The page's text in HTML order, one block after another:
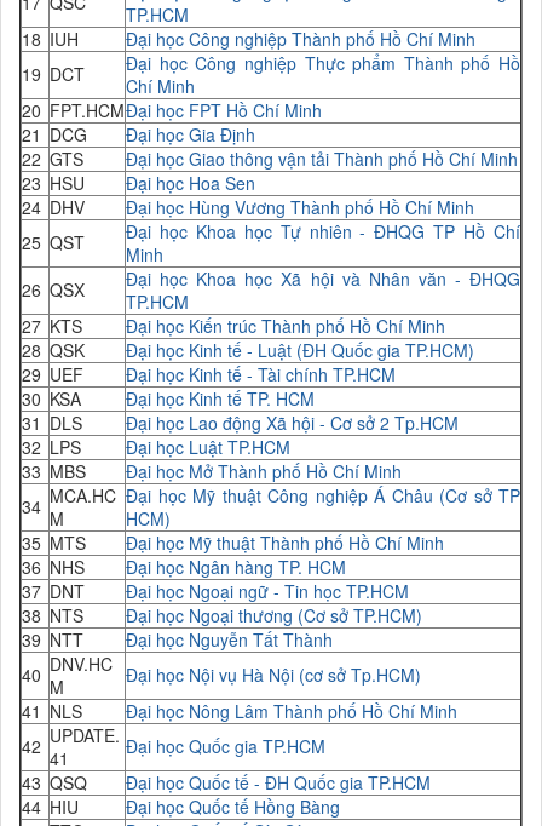
TP.HCM
18 IUH
Đại học Công nghiệp Thành phố Hồ Chí Minh
19 DCT
Đại học Công nghiệp Thực phẩm Thành phố Hồ
Chí Minh
20 FPT.HCMĐại học FPT Hồ Chí Minh
21 DCG
Đại học Gia Định
22 GTS
Đại học Giao thông vận tải Thành phố Hồ Chí Minh
23 HSU
Đại học Hoa Sen
24 DHV
Đại học Hùng Vương Thành phố Hồ Chí Minh
25 QST
Đại học Khoa học Tự nhiên - ĐHQG TP Hồ Chí
Minh
26 QSX
Đại học Khoa học Xã hội và Nhân văn - ĐHQG
TP.HCM
27 KTS
Đại học Kiến trúc Thành phố Hồ Chí Minh
28 QSK
Đại học Kinh tế - Luật (ĐH Quốc gia TP.HCM)
29 UEF
Đại học Kinh tế - Tài chính TP.HCM
30 KSA
Đại học Kinh tế TP. HCM
31 DLS
Đại học Lao động Xã hội - Cơ sở 2 Tp.HCM
32 LPS
Đại học Luật TP.HCM
33 MBS
Đại học Mở Thành phố Hồ Chí Minh
34 MCA.HC
M
Đại học Mỹ thuật Công nghiệp Á Châu (Cơ sở TP
HCM)
35 MTS
Đại học Mỹ thuật Thành phố Hồ Chí Minh
36 NHS
Đại học Ngân hàng TP. HCM
37 DNT
Đại học Ngoại ngữ - Tin học TP.HCM
38 NTS
Đại học Ngoại thương (Cơ sở TP.HCM)
39 NTT
Đại học Nguyễn Tất Thành
40 DNV.HC
M
Đại học Nội vụ Hà Nội (cơ sở Tp.HCM)
41 NLS
Đại học Nông Lâm Thành phố Hồ Chí Minh
42 UPDATE.
41
Đại học Quốc gia TP.HCM
43 QSQ
Đại học Quốc tế - ĐH Quốc gia TP.HCM
44 HIU
Đại học Quốc tế Hồng Bàng